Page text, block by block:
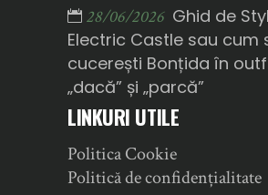
28/06/2026 Ghid de
Electric Castle sau cum
cucerești Bonțida în
„dacă” și „parcă”
LINKURI UTILE
Politica Cookie
Politică de confidențialitate